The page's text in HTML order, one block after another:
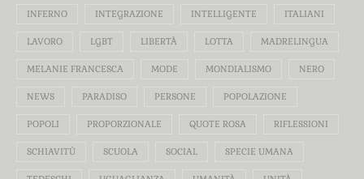
INFERNO INTEGRAZIONE INTELLIGENTE ITALIANI
LAVORO LGBT LIBERTÀ LOTTA MADRELINGUA
MELANIE FRANCESCA MODE MONDIALISMO NERO
NEWS PARADISO PERSONE POPOLAZIONE
POPOLI PROPORZIONALE QUOTE ROSA RIFLESSIONI
SCHIAVITÙ SCUOLA SOCIAL SPECIE UMANA